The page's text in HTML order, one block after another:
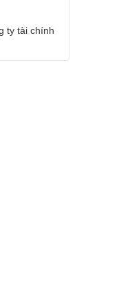
ty tài chính